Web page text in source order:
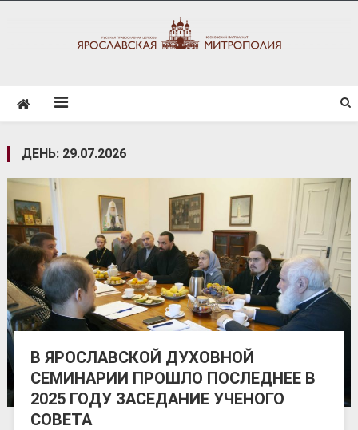
ДЕНЬ: 29.07.2026
В ЯРОСЛАВСКОЙ ДУХОВНОЙ
СЕМИНАРИИ ПРОШЛО ПОСЛЕДНЕЕ В
2025 ГОДУ ЗАСЕДАНИЕ УЧЕНОГО
СОВЕТА